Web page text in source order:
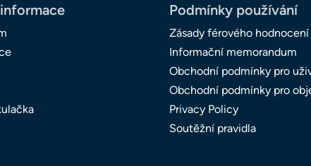
Podmínky používání
Zásady férového hodnocení
Informační memorandum
Obchodní podmínky pro
Obchodní podmínky pro
Privacy Policy
Soutěžní pravidla